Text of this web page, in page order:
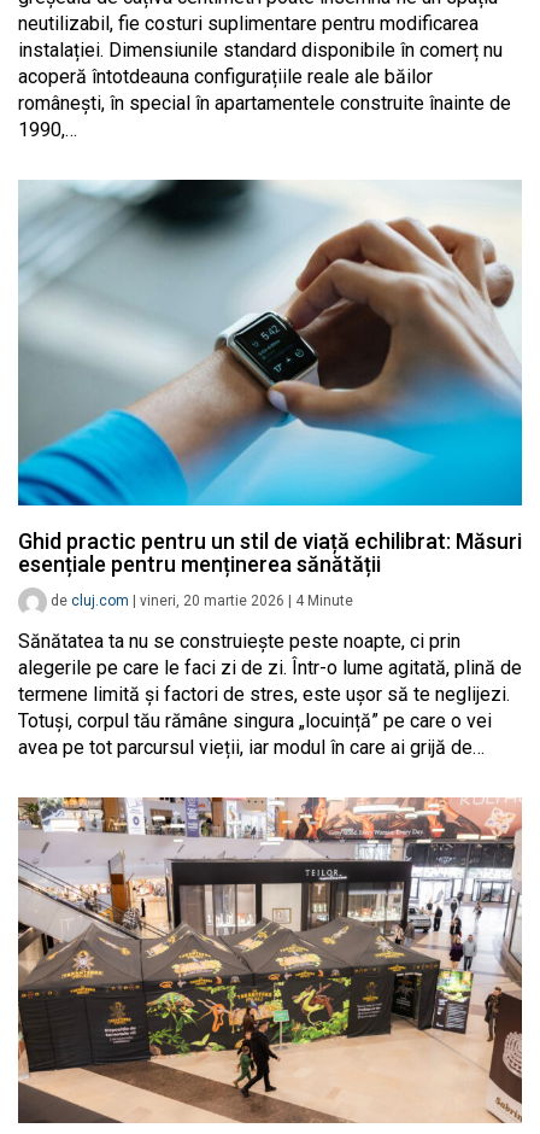
neutilizabil, fie costuri suplimentare pentru modificarea
instalației. Dimensiunile standard disponibile în comerț nu
acoperă întotdeauna configurațiile reale ale băilor
românești, în special în apartamentele construite înainte de
1990,…
Ghid practic pentru un stil de viață echilibrat: Măsuri
esențiale pentru menținerea sănătății
de cluj.com vineri, 20 martie 2026 4 Minute
Sănătatea ta nu se construiește peste noapte, ci prin
alegerile pe care le faci zi de zi. Într-o lume agitată, plină de
termene limită și factori de stres, este ușor să te neglijezi.
Totuși, corpul tău rămâne singura „locuință” pe care o vei
avea pe tot parcursul vieții, iar modul în care ai grijă de…